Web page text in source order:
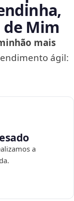
de Mim
mais
ágil:
a